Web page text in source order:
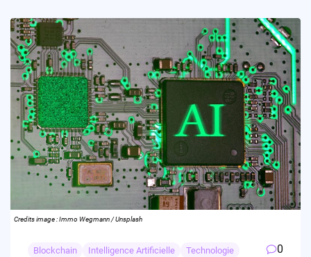
Credits image : Immo Wegmann / Unsplash
Blockchain Intelligence Artificielle Technologie 0